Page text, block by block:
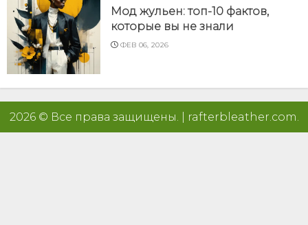
Мод жульен: топ-10 фактов,
которые вы не знали
ФЕВ 06, 2026
2026 © Все права защищены. rafterbleather.com.